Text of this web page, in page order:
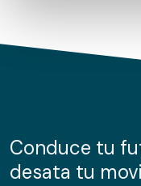
de cookies.
información sobre el
nuestros partners de
Conduce tu
desata tu